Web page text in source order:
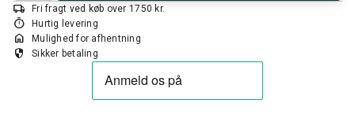
local_shipping Fri fragt ved køb over 1750 kr.
timer Hurtig levering
home Mulighed for afhentning
security Sikker betaling